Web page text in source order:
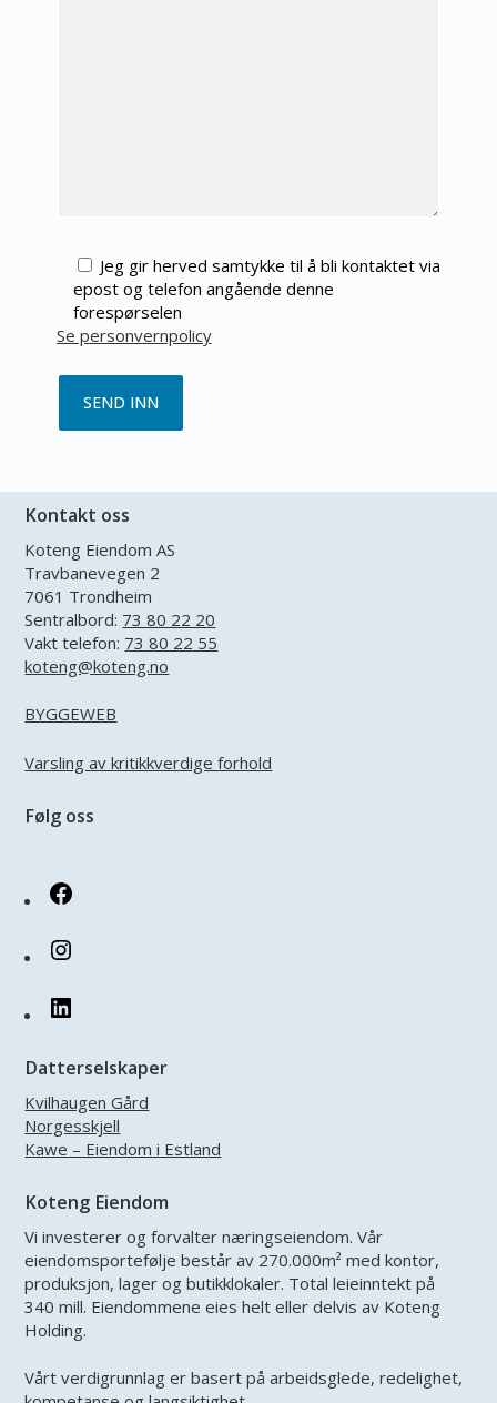
Jeg gir herved samtykke til å bli kontaktet via
epost og telefon angående denne
forespørselen
Se personvernpolicy
Kontakt oss
Koteng Eiendom AS
Travbanevegen 2
7061 Trondheim
Sentralbord: 73 80 22 20
Vakt telefon: 73 80 22 55
koteng@koteng.no
BYGGEWEB
Varsling av kritikkverdige forhold
Følg oss
Datterselskaper
Kvilhaugen Gård
Norgesskjell
Kawe – Eiendom i Estland
Koteng Eiendom
Vi investerer og forvalter næringseiendom. Vår
eiendomsportefølje består av 270.000m² med kontor,
produksjon, lager og butikklokaler. Total leieinntekt på
340 mill. Eiendommene eies helt eller delvis av Koteng
Holding.
Vårt verdigrunnlag er basert på arbeidsglede, redelighet,